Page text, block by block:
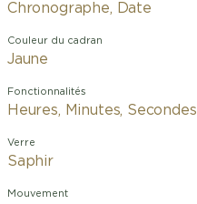
Chronographe, Date
Couleur du cadran
Jaune
Fonctionnalités
Heures, Minutes, Secondes
Verre
Saphir
Mouvement